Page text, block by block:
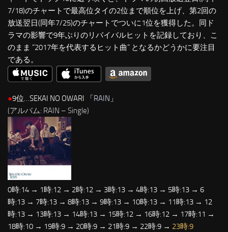
7/18)のチャートで最高位タイの2位まで順位を上げ、第2回の
放送翌日(同年7/25)のチャートでついに1位を獲得した。同ド
ラマの影響で9年ぶりのリバイバルヒットを記録しており、こ
のまま “2017年を代表するヒット曲” となるかどうかに要注目
である。
●9位…SEKAI NO OWARI 「RAIN 」
(アルバム: RAIN – Single)
0時:14 → 1時:12 → 2時:12 → 3時:13 → 4時:13 → 5時:13 → 6
時:13 → 7時:13 → 8時:13 → 9時:13 → 10時:13 → 11時:13 → 12
時:13 → 13時:13 → 14時:13 → 15時:12 → 16時:12 → 17時:11 →
18時:10 → 19時:9 → 20時:9 → 21時:9 → 22時:9 → 23時:9